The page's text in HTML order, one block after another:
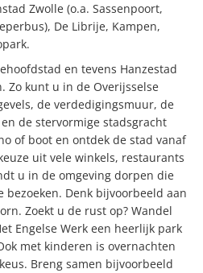
Zwolle (o.a. Sassenpoort,
De Librije, Kampen,
en tevens Hanzestad
Zo kunt u in de Overijsselse
de verdedigingsmuur, de
de stervormige stadsgracht
of boot en ontdek de stad vanaf
uit vele winkels, restaurants
u in de omgeving dorpen die
Denk bijvoorbeeld aan
Zoekt u de rust op? Wandel
Engelse Werk een heerlijk park
met kinderen is overnachten
Breng samen bijvoorbeeld